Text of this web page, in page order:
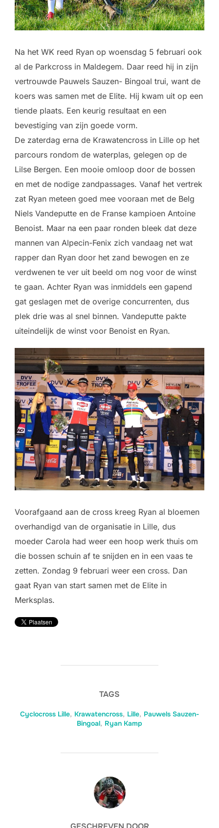
Na het WK reed Ryan op woensdag 5 februari ook
al de Parkcross in Maldegem. Daar reed hij in zijn
vertrouwde Pauwels Sauzen- Bingoal trui, want de
koers was samen met de Elite. Hij kwam uit op een
tiende plaats. Een keurig resultaat en een
bevestiging van zijn goede vorm.
De zaterdag erna de Krawatencross in Lille op het
parcours rondom de waterplas, gelegen op de
Lilse Bergen. Een mooie omloop door de bossen
en met de nodige zandpassages. Vanaf het vertrek
zat Ryan meteen goed mee vooraan met de Belg
Niels Vandeputte en de Franse kampioen Antoine
Benoist. Maar na een paar ronden bleek dat deze
mannen van Alpecin-Fenix zich vandaag net wat
rapper dan Ryan door het zand bewogen en ze
verdwenen te ver uit beeld om nog voor de winst
te gaan. Achter Ryan was inmiddels een gapend
gat geslagen met de overige concurrenten, dus
plek drie was al snel binnen. Vandeputte pakte
uiteindelijk de winst voor Benoist en Ryan.
Voorafgaand aan de cross kreeg Ryan al bloemen
overhandigd van de organisatie in Lille, dus
moeder Carola had weer een hoop werk thuis om
die bossen schuin af te snijden en in een vaas te
zetten. Zondag 9 februari weer een cross. Dan
gaat Ryan van start samen met de Elite in
Merksplas.
TAGS
Cyclocross Lille, Krawatencross, Lille, Pauwels Sauzen-
Bingoal, Ryan Kamp
BERICHTAUTEUR